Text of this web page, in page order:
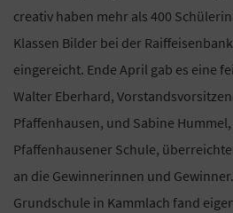
creativ haben mehr als 400
Klassen Bilder bei der
eingereicht. Ende April gab es eine
Walter Eberhard,
Pfaffenhausen, und Sabine
Pfaffenhausener Schule,
an die Gewinnerinnen und
Grundschule in Kammlach fand